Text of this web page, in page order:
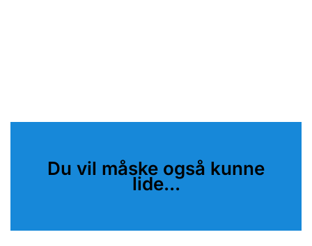
Du vil måske også kunne
lide...